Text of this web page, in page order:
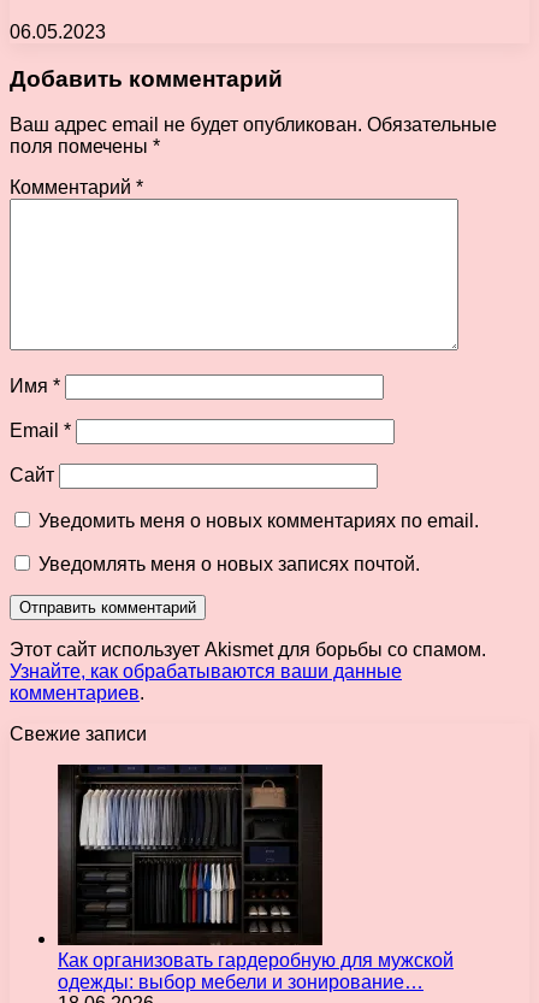
06.05.2023
Добавить комментарий
Ваш адрес email не будет опубликован. Обязательные
поля помечены *
Комментарий *
Имя *
Email *
Сайт
Уведомить меня о новых комментариях по email.
Уведомлять меня о новых записях почтой.
Этот сайт использует Akismet для борьбы со спамом.
Узнайте, как обрабатываются ваши данные
комментариев.
Свежие записи
Как организовать гардеробную для мужской
одежды: выбор мебели и зонирование…